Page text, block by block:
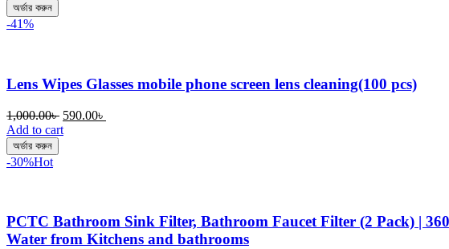
অর্ডার করুন
-41%
Lens Wipes Glasses mobile phone screen lens cleaning(100 pcs)
1,000.00৳ Original
price
590.00৳
Add to cart
অর্ডার করুন
-30%Hot
PCTC Bathroom Sink Filter, Bathroom Faucet Filter (2 Pack) |
Water from Kitchens and bathrooms